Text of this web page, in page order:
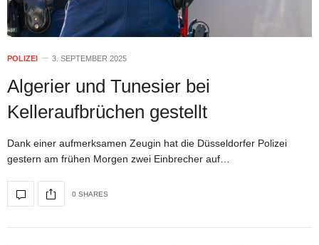
POLIZEI 3. SEPTEMBER 2025
Algerier und Tunesier bei
Kelleraufbrüchen gestellt
Dank einer aufmerksamen Zeugin hat die Düsseldorfer Polizei
gestern am frühen Morgen zwei Einbrecher auf…
0 SHARES